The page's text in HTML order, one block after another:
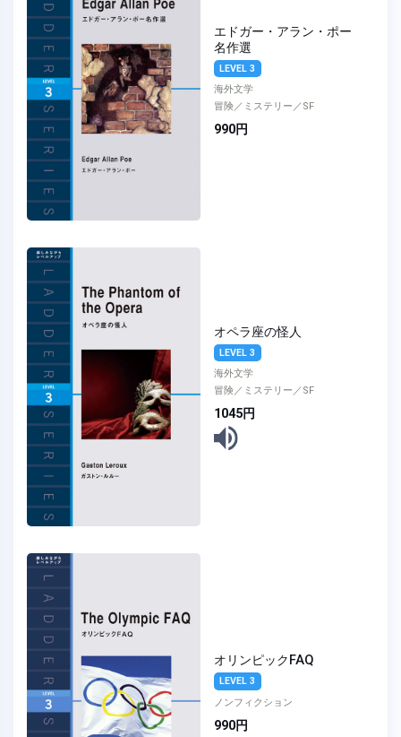
エドガー・アラン・ポー
名作選
LEVEL 3
海外文学
冒険／ミステリー／SF
990円
オペラ座の怪人
LEVEL 3
海外文学
冒険／ミステリー／SF
1045円
オリンピックFAQ
LEVEL 3
ノンフィクション
990円